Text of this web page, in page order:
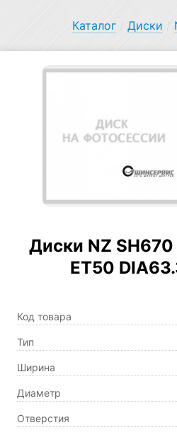
Каталог Диски
Диски NZ
ET50
Код товара
Тип
Ширина
Диаметр
Отверстия